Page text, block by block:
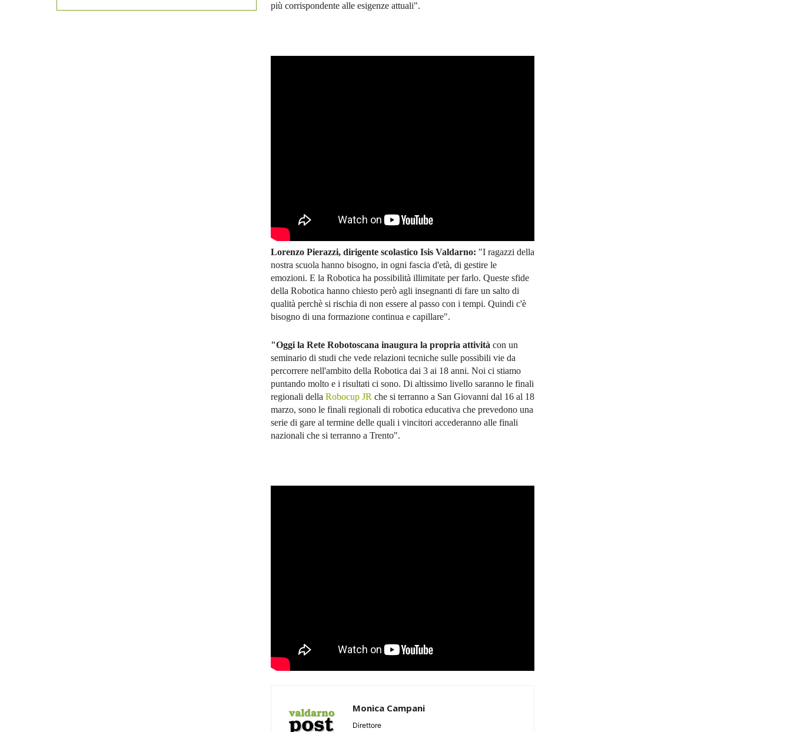
più corrispondente alle esigenze attuali".
Lorenzo Pierazzi, dirigente scolastico Isis Valdarno: "I ragazzi della
nostra scuola hanno bisogno, in ogni fascia d'età, di gestire le
emozioni. E la Robotica ha possibilità illimitate per farlo. Queste sfide
della Robotica hanno chiesto però agli insegnanti di fare un salto di
qualità perchè si rischia di non essere al passo con i tempi. Quindi c'è
bisogno di una formazione continua e capillare".
"Oggi la Rete Robotoscana inaugura la propria attività con un
seminario di studi che vede relazioni tecniche sulle possibili vie da
percorrere nell'ambito della Robotica dai 3 ai 18 anni. Noi ci stiamo
puntando molto e i risultati ci sono. Di altissimo livello saranno le finali
regionali della Robocup JR che si terranno a San Giovanni dal 16 al 18
marzo, sono le finali regionali di robotica educativa che prevedono una
serie di gare al termine delle quali i vincitori accederanno alle finali
nazionali che si terranno a Trento".
Monica Campani
Direttore